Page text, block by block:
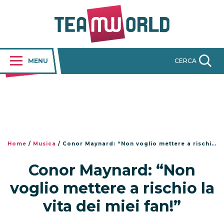
MENU CERCA
Home / Musica / Conor Maynard: “Non voglio mettere a rischio la vita dei miei fan!”
Conor Maynard: “Non
voglio mettere a rischio la
vita dei miei fan!”